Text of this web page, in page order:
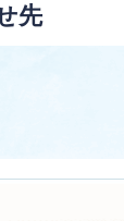
先